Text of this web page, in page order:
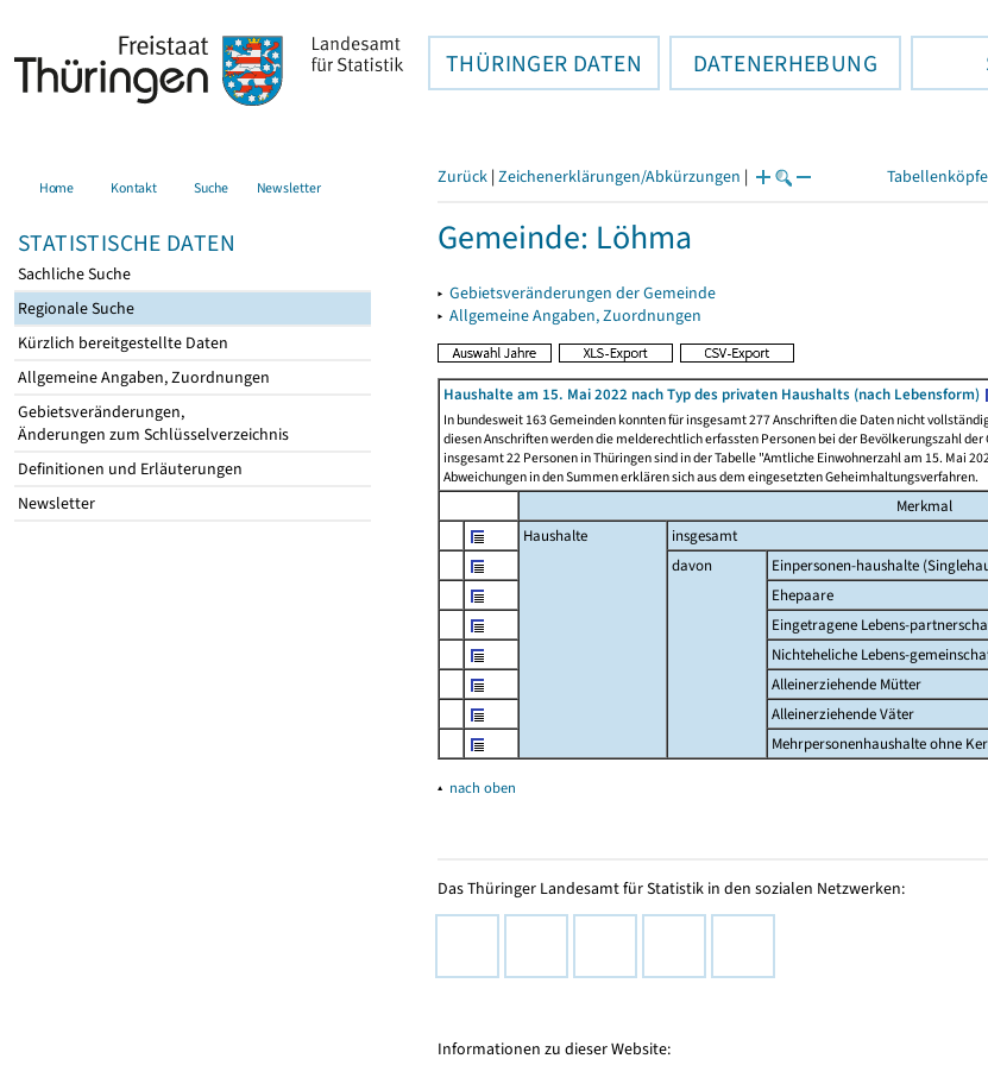
THÜRINGER DATEN DATENERHEBUNG
Home Kontakt Suche Newsletter
STATISTISCHE DATEN
Sachliche Suche
Regionale Suche
Kürzlich bereitgestellte Daten
Allgemeine Angaben, Zuordnungen
Gebietsveränderungen,
Änderungen zum Schlüsselverzeichnis
Definitionen und Erläuterungen
Newsletter
Zurück | Zeichenerklärungen/Abkürzungen |
Gemeinde: Löhma
▸ Gebietsveränderungen der Gemeinde
▸ Allgemeine Angaben, Zuordnungen
Haushalte am 15. Mai 2022 nach Typ des privaten Haushalts (nach Lebensform)
In bundesweit 163 Gemeinden konnten für insgesamt 277 Anschriften die Daten nicht
diesen Anschriften werden die melderechtlich erfassten Personen bei der Bevölkerungszahl
insgesamt 22 Personen in Thüringen sind in der Tabelle "Amtliche Einwohnerzahl am 15. Mai
Abweichungen in den Summen erklären sich aus dem eingesetzten Geheimhaltungsverfahren.
Merkmal
Haushalte
insgesamt
davon
Einpersonen-haushalte
Ehepaare
Eingetragene Lebens-
Nichteheliche Lebens-
Alleinerziehende Mütter
Alleinerziehende Väter
Mehrpersonenhaushalte ohne
▴ nach oben
Das Thüringer Landesamt für Statistik in den sozialen Netzwerken:
Informationen zu dieser Website: